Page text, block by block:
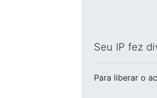
Seu IP fez
Para liberar o